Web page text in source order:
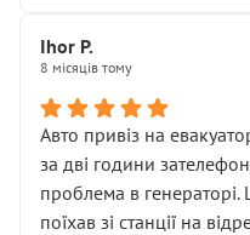
Далі ситуація тільки
• сказали, що тепер
• що біля авто стояти
• почали озвучувати
чіткого пояснення
( ну все зняли та
Окремий момент, який
Ihor P.
8 місяців тому
Авто привіз на
за дві години
проблема в
поїхав зі станції на